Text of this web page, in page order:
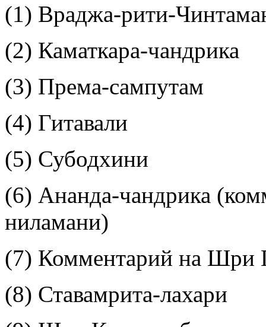
(1) Враджа-рити-
(2) Каматкара-чандрика
(3) Према-сампутам
(4) Гитавали
(5) Субодхини
(6) Ананда-чандрика
ниламани)
(7) Комментарий на Шри
(8) Ставамрита-лахари